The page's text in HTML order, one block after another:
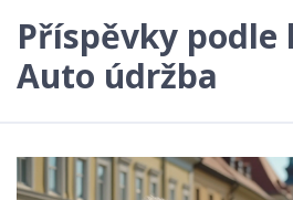
Příspěvky podle
Auto údržba